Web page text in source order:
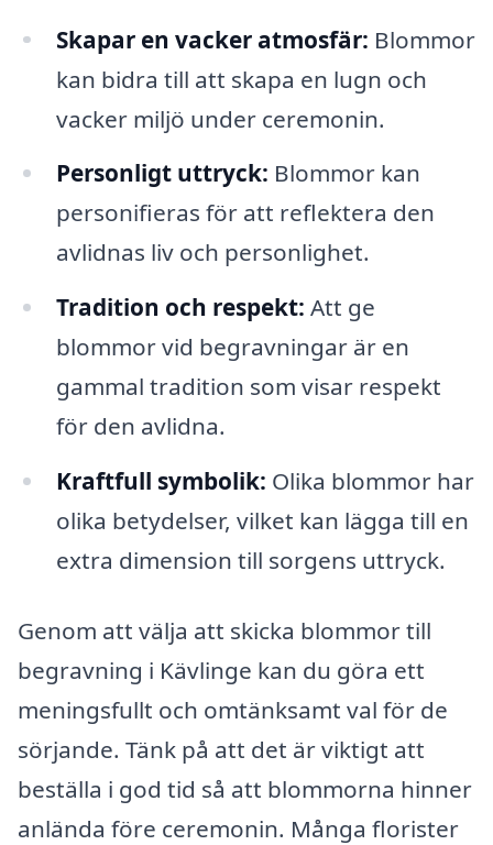
Skapar en vacker atmosfär: Blommor
kan bidra till att skapa en lugn och
vacker miljö under ceremonin.
Personligt uttryck: Blommor kan
personifieras för att reflektera den
avlidnas liv och personlighet.
Tradition och respekt: Att ge
blommor vid begravningar är en
gammal tradition som visar respekt
för den avlidna.
Kraftfull symbolik: Olika blommor har
olika betydelser, vilket kan lägga till en
extra dimension till sorgens uttryck.
Genom att välja att skicka blommor till
begravning i Kävlinge kan du göra ett
meningsfullt och omtänksamt val för de
sörjande. Tänk på att det är viktigt att
beställa i god tid så att blommorna hinner
anlända före ceremonin. Många florister